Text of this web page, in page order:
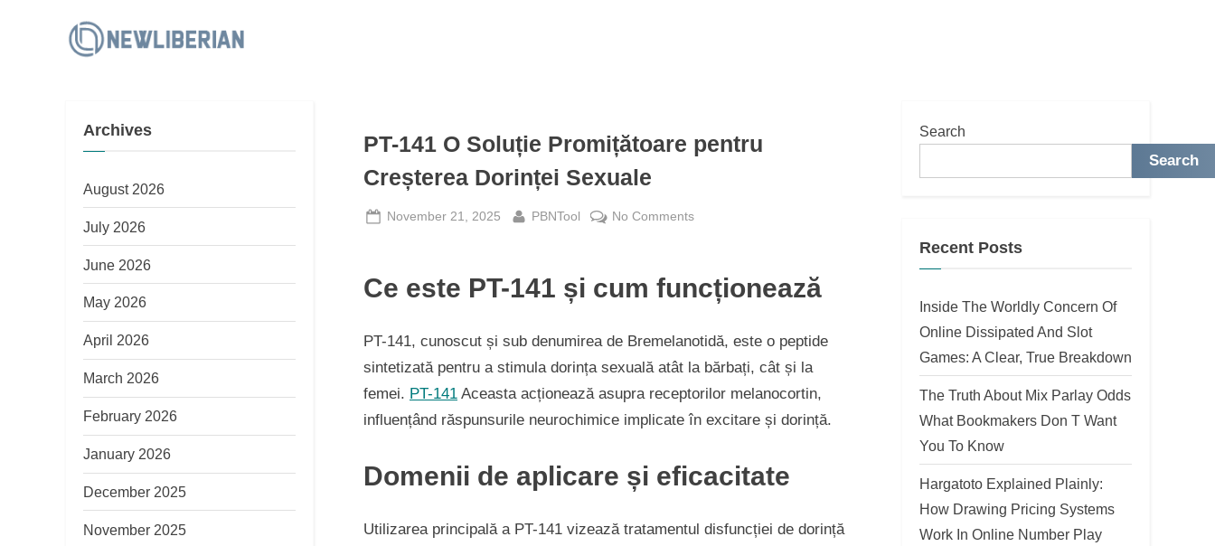
e
r
n
PT-141 O Soluție Promițătoare pentru
Creșterea Dorinței Sexuale
Posted
November 21, 2025 By
PBNTool No Commentson
O
Soluție
pentru
Creșterea
Dorinței
Sexuale
Ce este PT-141 și cum funcționează
PT-141, cunoscut și sub denumirea de Bremelanotidă, este o peptide
sintetizată pentru a stimula dorința sexuală atât la bărbați, cât și la
femei. PT-141 Aceasta acționează asupra receptorilor melanocortin,
influențând răspunsurile neurochimice implicate în excitare și dorință.
Domenii de aplicare și eficacitate
Utilizarea principală a PT-141 vizează tratamentul disfuncției de dorință
Archives
August 2026
July 2026
June 2026
May 2026
April 2026
March 2026
February 2026
January 2026
December 2025
November 2025
Search
Search
Recent Posts
Inside The Worldly Concern Of
Online Dissipated And Slot
Games: A Clear, True Breakdown
The Truth About Mix Parlay Odds
What Bookmakers Don T Want
You To Know
Hargatoto Explained Plainly:
How Drawing Pricing Systems
Work In Online Number Play